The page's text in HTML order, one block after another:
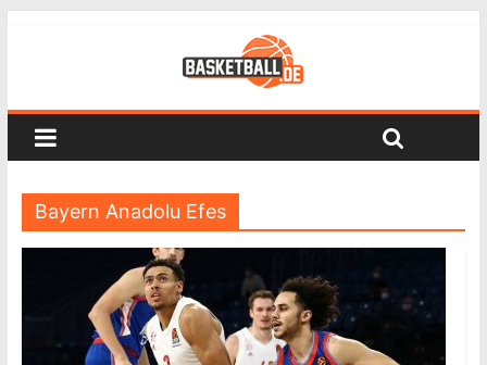
Bayern Anadolu Efes